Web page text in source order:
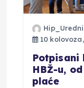
10
Potpisani
HBŽ-u,
plaće